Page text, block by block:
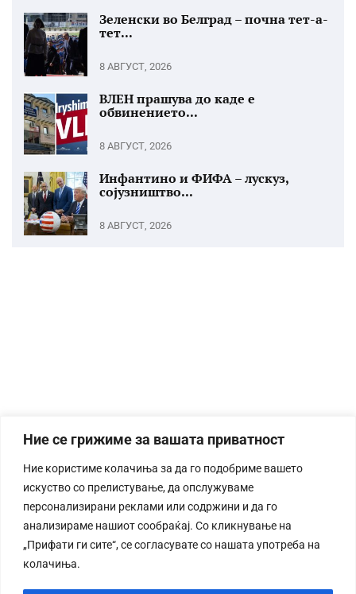
Ние се грижиме за вашата приватност
Ние користиме колачиња за да го подобриме вашето
искуство со прелистување, да опслужуваме
персонализирани реклами или содржини и да го
анализираме нашиот сообраќај. Со кликнување на
„Прифати ги сите“, се согласувате со нашата употреба на
колачиња.
Зеленски во Белград – почна тет-а-
тет...
8 АВГУСТ, 2026
ВЛЕН прашува до каде е
обвинението...
8 АВГУСТ, 2026
Инфантино и ФИФА – лускуз,
сојузништво...
8 АВГУСТ, 2026